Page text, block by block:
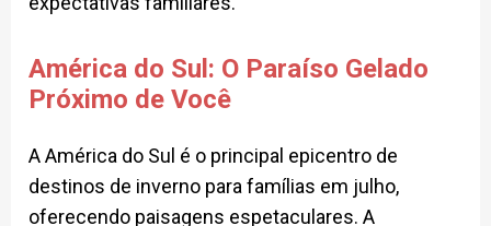
América do Sul: O Paraíso Gelado
Próximo de Você
A América do Sul é o principal epicentro de
destinos de inverno para famílias em julho,
oferecendo paisagens espetaculares. A